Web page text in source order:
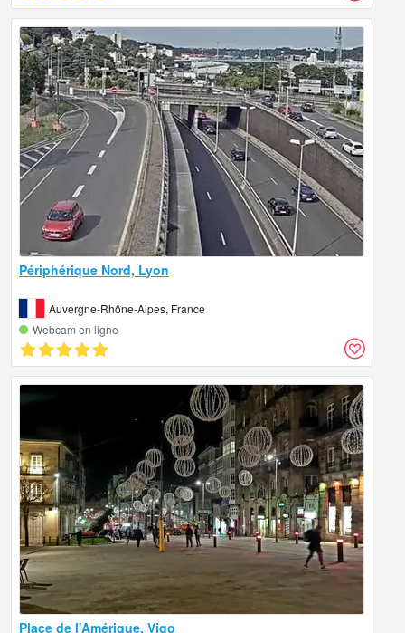
Périphérique Nord, Lyon
Auvergne-Rhône-Alpes, France
Webcam en ligne
Place de l'Amérique, Vigo